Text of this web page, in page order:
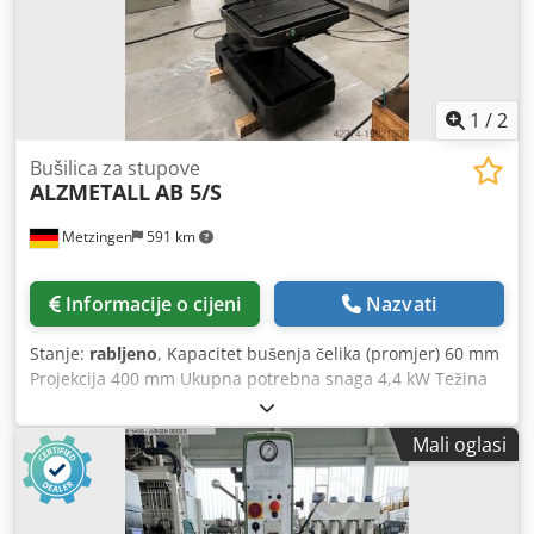
1 /2
Metzingen 591 km
Bušilica za stupove
ALZMETALLAB 5/S
Informacije o cijeni Nazvati
Stanje: rabljeno, Kapacitet bušenja čelika (promjer) 60 mm
Projekcija 400 mm Ukupna potrebna snaga 4,4 kW Težina
stroja cca. 1,7 t PONUDA Možemo vam ponuditi
neobvezujuće informacije o zalihama, greškama i
prethodnoj prodaji rezervirano, ponuda: ALZMETALL
Stabilna stupna bušilica Tip AB 5/S Godina proizvodnje
cca. (1983.) Redni broj 183 _____ Kapacitet bušenja u čeliku
60 50 mm Izvedba bušenja u lijevano željezo 65 mm držač
Mali oglasi